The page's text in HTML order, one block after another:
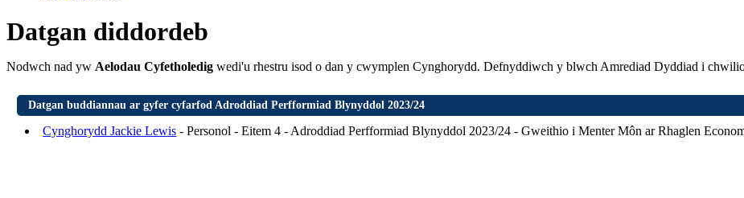
Datgan diddordeb
Nodwch nad yw Aelodau Cyfetholedig wedi'u rhestru isod o dan y cwymplen Cynghorydd. Defnyddiwch y blwch Amrediad Dyddiad i
Datgan buddiannau ar gyfer cyfarfod Adroddiad Perfformiad Blynyddol 2023/24
Cynghorydd Jackie Lewis - Personol - Eitem 4 - Adroddiad Perfformiad Blynyddol 2023/24 - Gweithio i Menter Môn ar Rhaglen